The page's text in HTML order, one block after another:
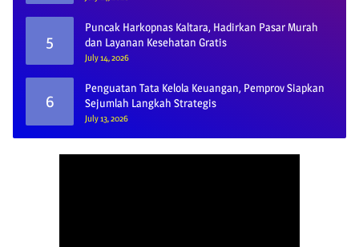
5
Puncak Harkopnas Kaltara, Hadirkan Pasar Murah
dan Layanan Kesehatan Gratis
July 14, 2026
6
Penguatan Tata Kelola Keuangan, Pemprov Siapkan
Sejumlah Langkah Strategis
July 13, 2026